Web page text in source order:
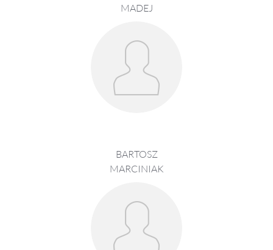
MADEJ
BARTOSZ
MARCINIAK